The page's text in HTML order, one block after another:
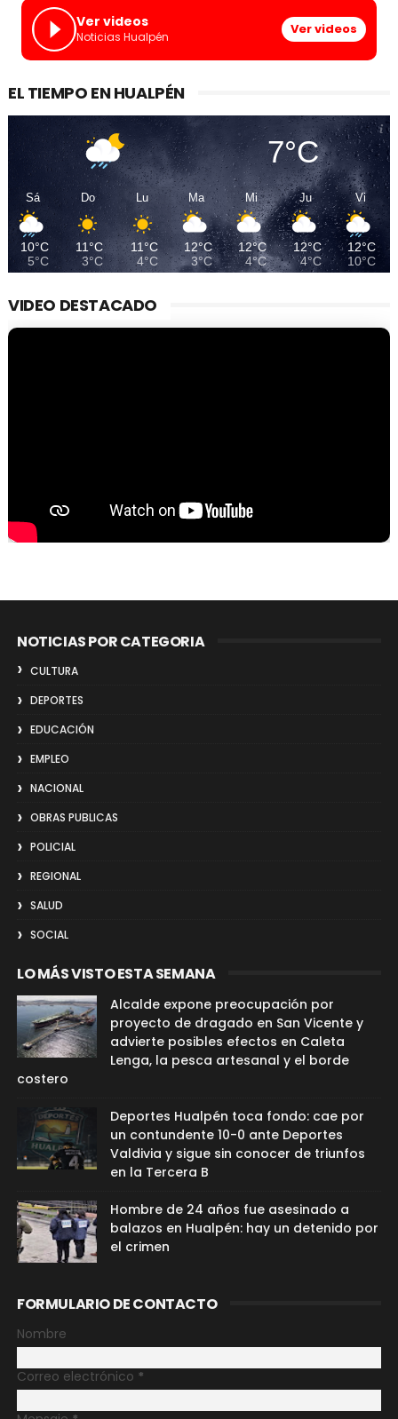
Ver videos
Noticias Hualpén Ver videos
EL TIEMPO EN HUALPÉN
7°C
Sá
10°C
5°C
Do
11°C
3°C
Lu
11°C
4°C
Ma
12°C
3°C
Mi
12°C
4°C
Ju
12°C
4°C
Vi
12°C
10°C
VIDEO DESTACADO
NOTICIAS POR CATEGORIA
CULTURA
DEPORTES
EDUCACIÓN
EMPLEO
NACIONAL
OBRAS PUBLICAS
POLICIAL
REGIONAL
SALUD
SOCIAL
LO MÁS VISTO ESTA SEMANA
Alcalde expone preocupación por
proyecto de dragado en San Vicente y
advierte posibles efectos en Caleta
Lenga, la pesca artesanal y el borde
costero
Deportes Hualpén toca fondo: cae por
un contundente 10-0 ante Deportes
Valdivia y sigue sin conocer de triunfos
en la Tercera B
Hombre de 24 años fue asesinado a
balazos en Hualpén: hay un detenido por
el crimen
FORMULARIO DE CONTACTO
Nombre
Correo electrónico *